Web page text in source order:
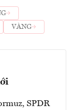
VÀNG
SPDR